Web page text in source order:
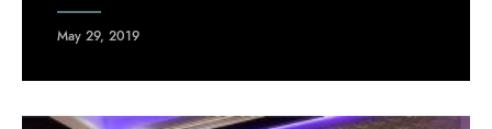
May 29, 2019